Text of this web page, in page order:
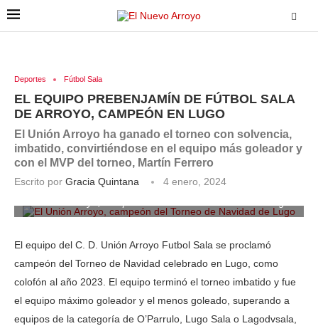
Deportes Fútbol Sala
EL EQUIPO PREBENJAMÍN DE FÚTBOL SALA
DE ARROYO, CAMPEÓN EN LUGO
El Unión Arroyo ha ganado el torneo con solvencia,
imbatido, convirtiéndose en el equipo más goleador y
con el MVP del torneo, Martín Ferrero
Escrito por Gracia Quintana
4 enero, 2024
El equipo del C. D. Unión Arroyo Futbol Sala se proclamó
campeón del Torneo de Navidad celebrado en Lugo, como
colofón al año 2023. El equipo terminó el torneo imbatido y fue
el equipo máximo goleador y el menos goleado, superando a
equipos de la categoría de O’Parrulo, Lugo Sala o Lagodvsala,